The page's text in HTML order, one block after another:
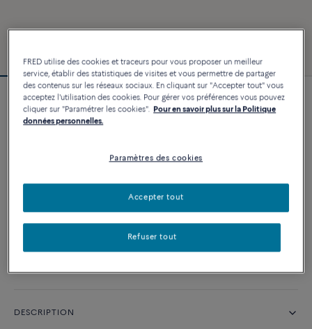
Bracelet Force 10
4 540 €
Disponibilité en boutique
DESCRIPTION
FRED utilise des cookies et traceurs pour vous proposer un meilleur
service, établir des statistiques de visites et vous permettre de partager
des contenus sur les réseaux sociaux. En cliquant sur "Accepter tout" vous
acceptez l'utilisation des cookies. Pour gérer vos préférences vous pouvez
cliquer sur "Paramétrer les cookies". Pour en savoir plus sur la Politique
données personnelles.
Paramètres des cookies
Refuser tout
Accepter tout